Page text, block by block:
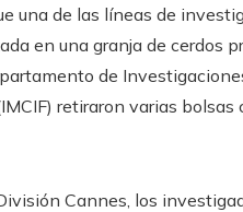
una de las líneas de
en una granja de cerdos
de
retiraron varias
Cannes, los